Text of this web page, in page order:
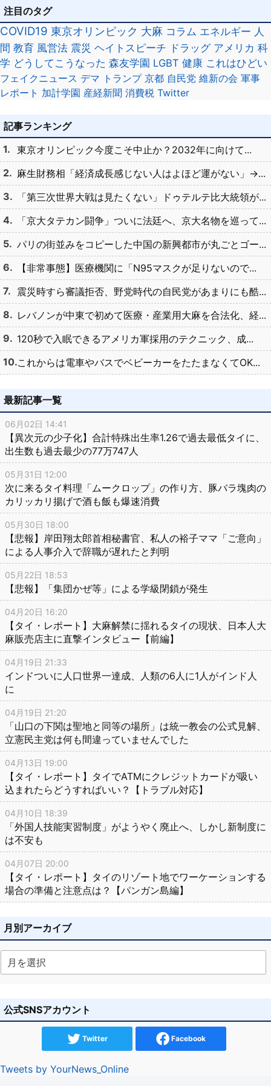
注目のタグ
COVID19 東京オリンピック 大麻 コラム エネルギー 人
間 教育 風営法 震災 ヘイトスピーチ ドラッグ アメリカ 科
学 どうしてこうなった 森友学園 LGBT 健康 これはひどい
フェイクニュース デマ トランプ 京都 自民党 維新の会 軍事
レポート 加計学園 産経新聞 消費税 Twitter
記事ランキング
東京オリンピック今度こそ中止か？2032年に向けて...
麻生財務相「経済成長感じない人はよほど運がない」→...
「第三次世界大戦は見たくない」ドゥテルテ比大統領が...
「京大タテカン闘争」ついに法廷へ、京大名物を巡って...
パリの街並みをコピーした中国の新興都市が丸ごとゴー...
【非常事態】医療機関に「N95マスクが足りないので...
震災時すら審議拒否、野党時代の自民党があまりにも酷...
レバノンが中東で初めて医療・産業用大麻を合法化、経...
120秒で入眠できるアメリカ軍採用のテクニック、成...
これからは電車やバスでベビーカーをたたまなくてOK...
最新記事一覧
06月02日 14:41
【異次元の少子化】合計特殊出生率1.26で過去最低タイに、
出生数も過去最少の77万747人
05月31日 12:00
次に来るタイ料理「ムークロップ」の作り方、豚バラ塊肉の
カリッカリ揚げで酒も飯も爆速消費
05月30日 18:00
【悲報】岸田翔太郎首相秘書官、私人の裕子ママ「ご意向」
による人事介入で辞職が遅れたと判明
05月22日 18:53
【悲報】「集団かぜ等」による学級閉鎖が発生
04月20日 16:20
【タイ・レポート】大麻解禁に揺れるタイの現状、日本人大
麻販売店主に直撃インタビュー【前編】
04月19日 21:33
インドついに人口世界一達成、人類の6人に1人がインド人
に
04月19日 21:20
「山口の下関は聖地と同等の場所」は統一教会の公式見解、
立憲民主党は何も間違っていませんでした
04月13日 19:00
【タイ・レポート】タイでATMにクレジットカードが吸い
込まれたらどうすればいい？【トラブル対応】
04月10日 18:39
「外国人技能実習制度」がようやく廃止へ、しかし新制度に
は不安も
04月07日 20:00
【タイ・レポート】タイのリゾート地でワーケーションする
場合の準備と注意点は？【パンガン島編】
月別アーカイブ
公式SNSアカウント
Twitter Facebook
Tweets by YourNews_Online